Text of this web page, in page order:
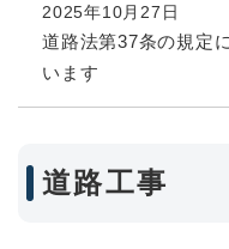
2025年10月27日
道路法第37条の規定
います
道路工事